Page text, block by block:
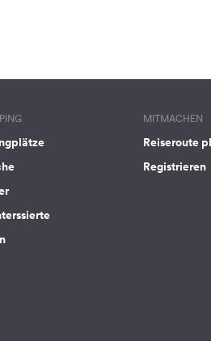
MITMACHEN
Reiseroute
Registrieren